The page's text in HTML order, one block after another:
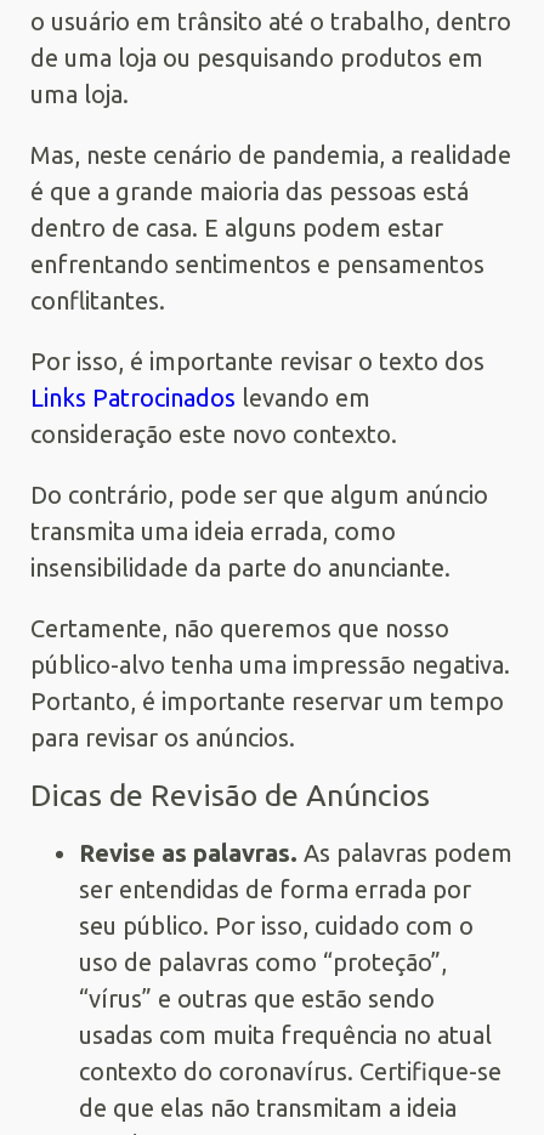
o usuário em trânsito até o trabalho, dentro
de uma loja ou pesquisando produtos em
uma loja.
Mas, neste cenário de pandemia, a realidade
é que a grande maioria das pessoas está
dentro de casa. E alguns podem estar
enfrentando sentimentos e pensamentos
conflitantes.
Por isso, é importante revisar o texto dos
Links Patrocinados levando em
consideração este novo contexto.
Do contrário, pode ser que algum anúncio
transmita uma ideia errada, como
insensibilidade da parte do anunciante.
Certamente, não queremos que nosso
público-alvo tenha uma impressão negativa.
Portanto, é importante reservar um tempo
para revisar os anúncios.
Dicas de Revisão de Anúncios
Revise as palavras. As palavras podem
ser entendidas de forma errada por
seu público. Por isso, cuidado com o
uso de palavras como “proteção”,
“vírus” e outras que estão sendo
usadas com muita frequência no atual
contexto do coronavírus. Certifique-se
de que elas não transmitam a ideia